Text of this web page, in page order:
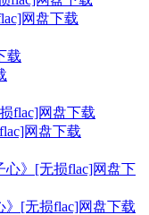
网盘下载
网盘下载
》[无损flac]网盘下载